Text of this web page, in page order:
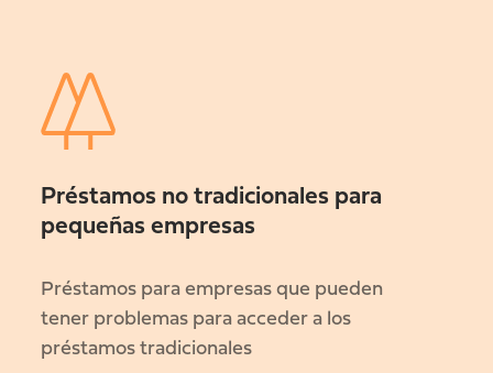
Préstamos no tradicionales para
pequeñas empresas
Préstamos para empresas que pueden
tener problemas para acceder a los
préstamos tradicionales